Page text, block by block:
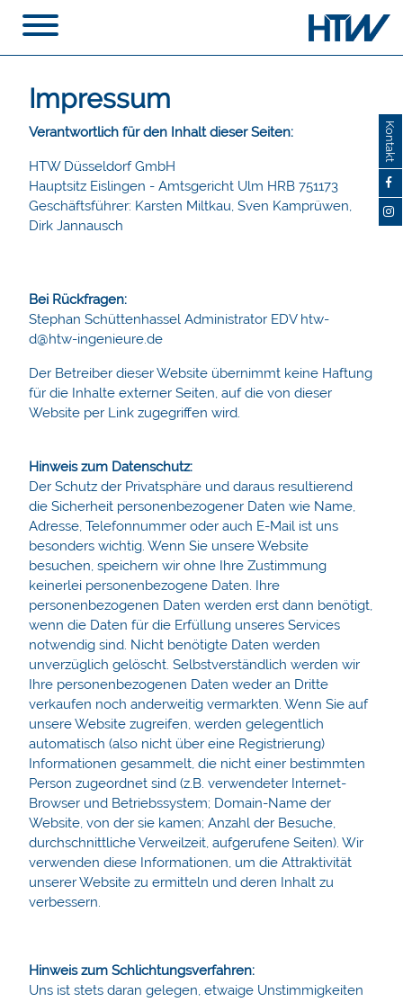
Kontakt
Impressum
Verantwortlich für den Inhalt dieser Seiten:
HTW Düsseldorf GmbH
Hauptsitz Eislingen - Amtsgericht Ulm HRB 751173
Geschäftsführer: Karsten Miltkau, Sven Kamprüwen,
Dirk Jannausch
Bei Rückfragen:
Stephan Schüttenhassel Administrator EDV htw-
d@htw-ingenieure.de
Der Betreiber dieser Website übernimmt keine Haftung
für die Inhalte externer Seiten, auf die von dieser
Website per Link zugegriffen wird.
Hinweis zum Datenschutz:
Der Schutz der Privatsphäre und daraus resultierend
die Sicherheit personenbezogener Daten wie Name,
Adresse, Telefonnummer oder auch E-Mail ist uns
besonders wichtig. Wenn Sie unsere Website
besuchen, speichern wir ohne Ihre Zustimmung
keinerlei personenbezogene Daten. Ihre
personenbezogenen Daten werden erst dann benötigt,
wenn die Daten für die Erfüllung unseres Services
notwendig sind. Nicht benötigte Daten werden
unverzüglich gelöscht. Selbstverständlich werden wir
Ihre personenbezogenen Daten weder an Dritte
verkaufen noch anderweitig vermarkten. Wenn Sie auf
unsere Website zugreifen, werden gelegentlich
automatisch (also nicht über eine Registrierung)
Informationen gesammelt, die nicht einer bestimmten
Person zugeordnet sind (z.B. verwendeter Internet-
Browser und Betriebssystem; Domain-Name der
Website, von der sie kamen; Anzahl der Besuche,
durchschnittliche Verweilzeit, aufgerufene Seiten). Wir
verwenden diese Informationen, um die Attraktivität
unserer Website zu ermitteln und deren Inhalt zu
verbessern.
Hinweis zum Schlichtungsverfahren:
Uns ist stets daran gelegen, etwaige Unstimmigkeiten